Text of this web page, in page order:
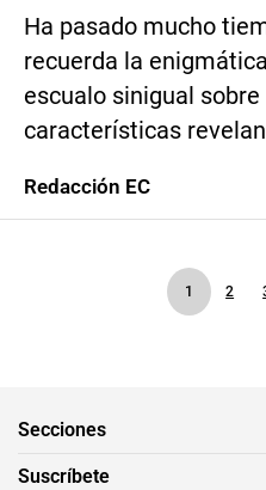
Ha pasado mucho
recuerda la
escualo sinigual
características
Redacción EC
1 2
Secciones
Suscríbete